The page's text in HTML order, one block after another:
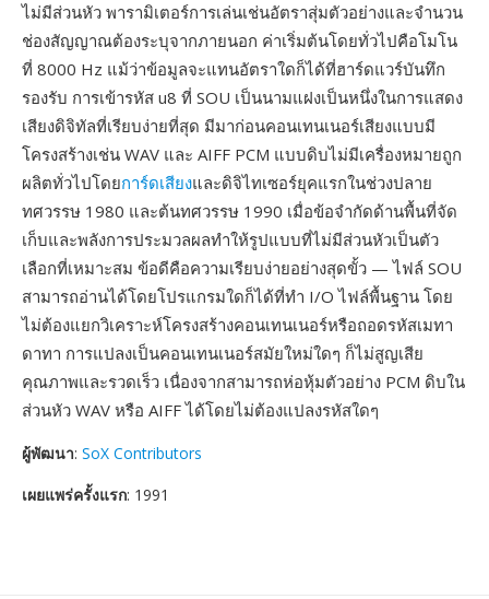
ไม่มีส่วนหัว พารามิเตอร์การเล่นเช่นอัตราสุ่มตัวอย่างและจำนวน
ช่องสัญญาณต้องระบุจากภายนอก ค่าเริ่มต้นโดยทั่วไปคือโมโน
ที่ 8000 Hz แม้ว่าข้อมูลจะแทนอัตราใดก็ได้ที่ฮาร์ดแวร์บันทึก
รองรับ การเข้ารหัส u8 ที่ SOU เป็นนามแฝงเป็นหนึ่งในการแสดง
เสียงดิจิทัลที่เรียบง่ายที่สุด มีมาก่อนคอนเทนเนอร์เสียงแบบมี
โครงสร้างเช่น WAV และ AIFF PCM แบบดิบไม่มีเครื่องหมายถูก
ผลิตทั่วไปโดยการ์ดเสียงและดิจิไทเซอร์ยุคแรกในช่วงปลาย
ทศวรรษ 1980 และต้นทศวรรษ 1990 เมื่อข้อจำกัดด้านพื้นที่จัด
เก็บและพลังการประมวลผลทำให้รูปแบบที่ไม่มีส่วนหัวเป็นตัว
เลือกที่เหมาะสม ข้อดีคือความเรียบง่ายอย่างสุดขั้ว — ไฟล์ SOU
สามารถอ่านได้โดยโปรแกรมใดก็ได้ที่ทำ I/O ไฟล์พื้นฐาน โดย
ไม่ต้องแยกวิเคราะห์โครงสร้างคอนเทนเนอร์หรือถอดรหัสเมทา
ดาทา การแปลงเป็นคอนเทนเนอร์สมัยใหม่ใดๆ ก็ไม่สูญเสีย
คุณภาพและรวดเร็ว เนื่องจากสามารถห่อหุ้มตัวอย่าง PCM ดิบใน
ส่วนหัว WAV หรือ AIFF ได้โดยไม่ต้องแปลงรหัสใดๆ
ผู้พัฒนา: SoX Contributors
เผยแพร่ครั้งแรก: 1991